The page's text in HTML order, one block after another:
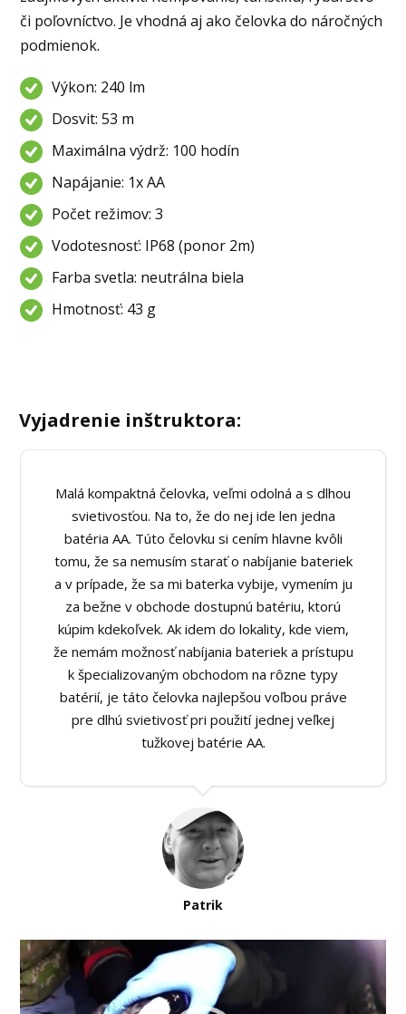
či poľovníctvo. Je vhodná aj ako čelovka do náročných
podmienok.
Výkon: 240 lm
Dosvit: 53 m
Maximálna výdrž: 100 hodín
Napájanie: 1x AA
Počet režimov: 3
Vodotesnosť: IP68 (ponor 2m)
Farba svetla: neutrálna biela
Hmotnosť: 43 g
Vyjadrenie inštruktora:
Malá kompaktná čelovka, veľmi odolná a s dlhou
svietivosťou. Na to, že do nej ide len jedna
batéria AA. Túto čelovku si cením hlavne kvôli
tomu, že sa nemusím starať o nabíjanie bateriek
a v prípade, že sa mi baterka vybije, vymením ju
za bežne v obchode dostupnú batériu, ktorú
kúpim kdekoľvek. Ak idem do lokality, kde viem,
že nemám možnosť nabíjania bateriek a prístupu
k špecializovaným obchodom na rôzne typy
batérií, je táto čelovka najlepšou voľbou práve
pre dlhú svietivosť pri použití jednej veľkej
tužkovej batérie AA.
Patrik
Video
prehrávač